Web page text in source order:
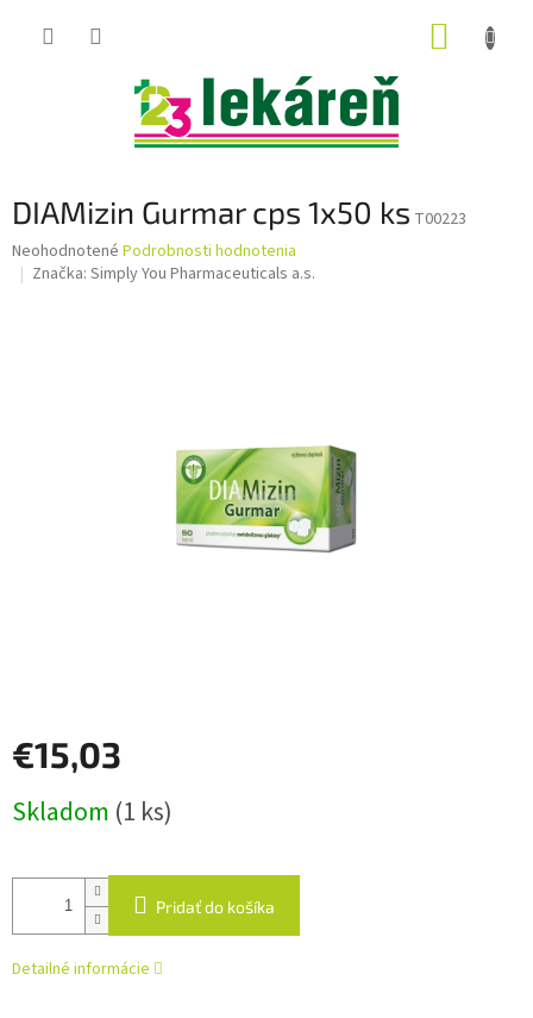
DIAMizin Gurmar cps 1x50 ks T00223
Priemerné
hodnotenie
Neohodnotené Podrobnosti hodnotenia
Značka: Simply You Pharmaceuticals a.s.
€15,03
cena:
Skladom (1 ks)
Pridať do košíka
Detailné informácie